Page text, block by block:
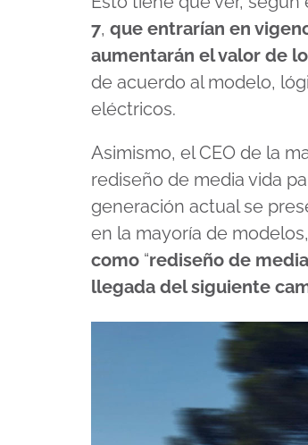
7, que entrarían en
aumentarán el valor de
de acuerdo al modelo,
eléctricos.
Asimismo, el CEO de la
rediseño de media vida
generación actual se
en la mayoría de modelos,
como “rediseño de
llegada del siguiente